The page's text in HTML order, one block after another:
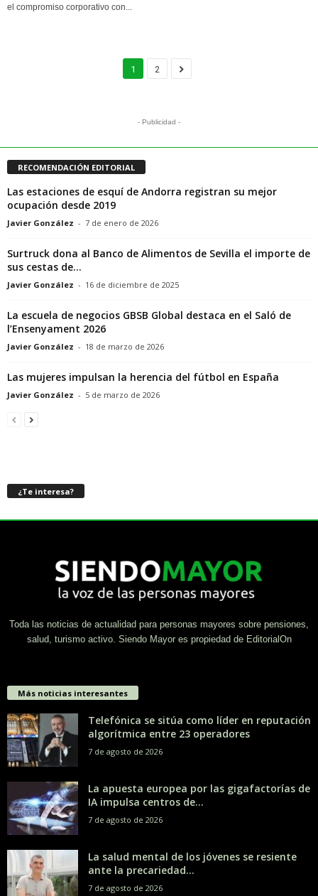
el compromiso corporativo con...
1 2
- Publicidad -
RECOMENDACIÓN EDITORIAL
Las estaciones de esquí de Andorra registran su mejor
ocupación desde 2019
Javier González - 7 de enero de 2026
Surtruck dona al Banco de Alimentos de Sevilla el importe de
sus cestas de...
Javier González - 16 de diciembre de 2025
La escuela de negocios GBSB Global destaca en el Saló de
l’Ensenyament 2026
Javier González - 18 de marzo de 2026
Las mujeres impulsan la herencia del fútbol en España
Javier González - 5 de marzo de 2026
¿Te interesa?
Toda las noticias de actualidad para personas mayores sobre pensiones,
salud, turismo activo. Siendo Mayor es propiedad de EditorialOn
Más noticias interesantes
Telefónica se sitúa como líder en reputación
algorítmica entre 23 operadores
7 de agosto de 2026
La apuesta europea por las gigafactorías de
IA impulsa centros de...
7 de agosto de 2026
La salud mental de los jóvenes se resiente
ante la precariedad...
7 de agosto de 2026